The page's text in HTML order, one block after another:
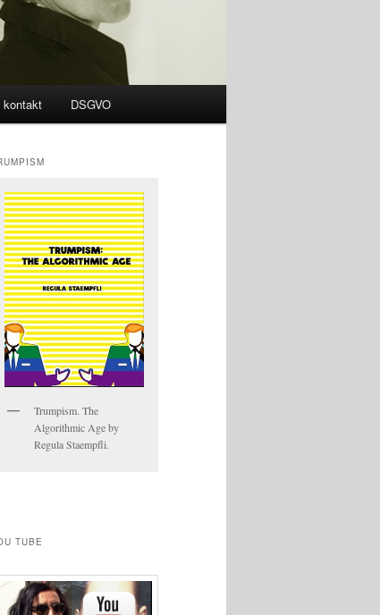
kontakt DSGVO
Trumpism. The
Algorithmic Age by
Regula Staempfli.
TUBE